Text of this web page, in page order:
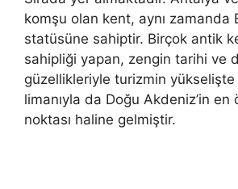
komşu olan kent, aynı zamanda
statüsüne sahiptir. Birçok antik
sahipliği yapan, zengin tarihi ve
güzellikleriyle turizmin
limanıyla da Doğu Akdeniz’in
noktası haline gelmiştir.